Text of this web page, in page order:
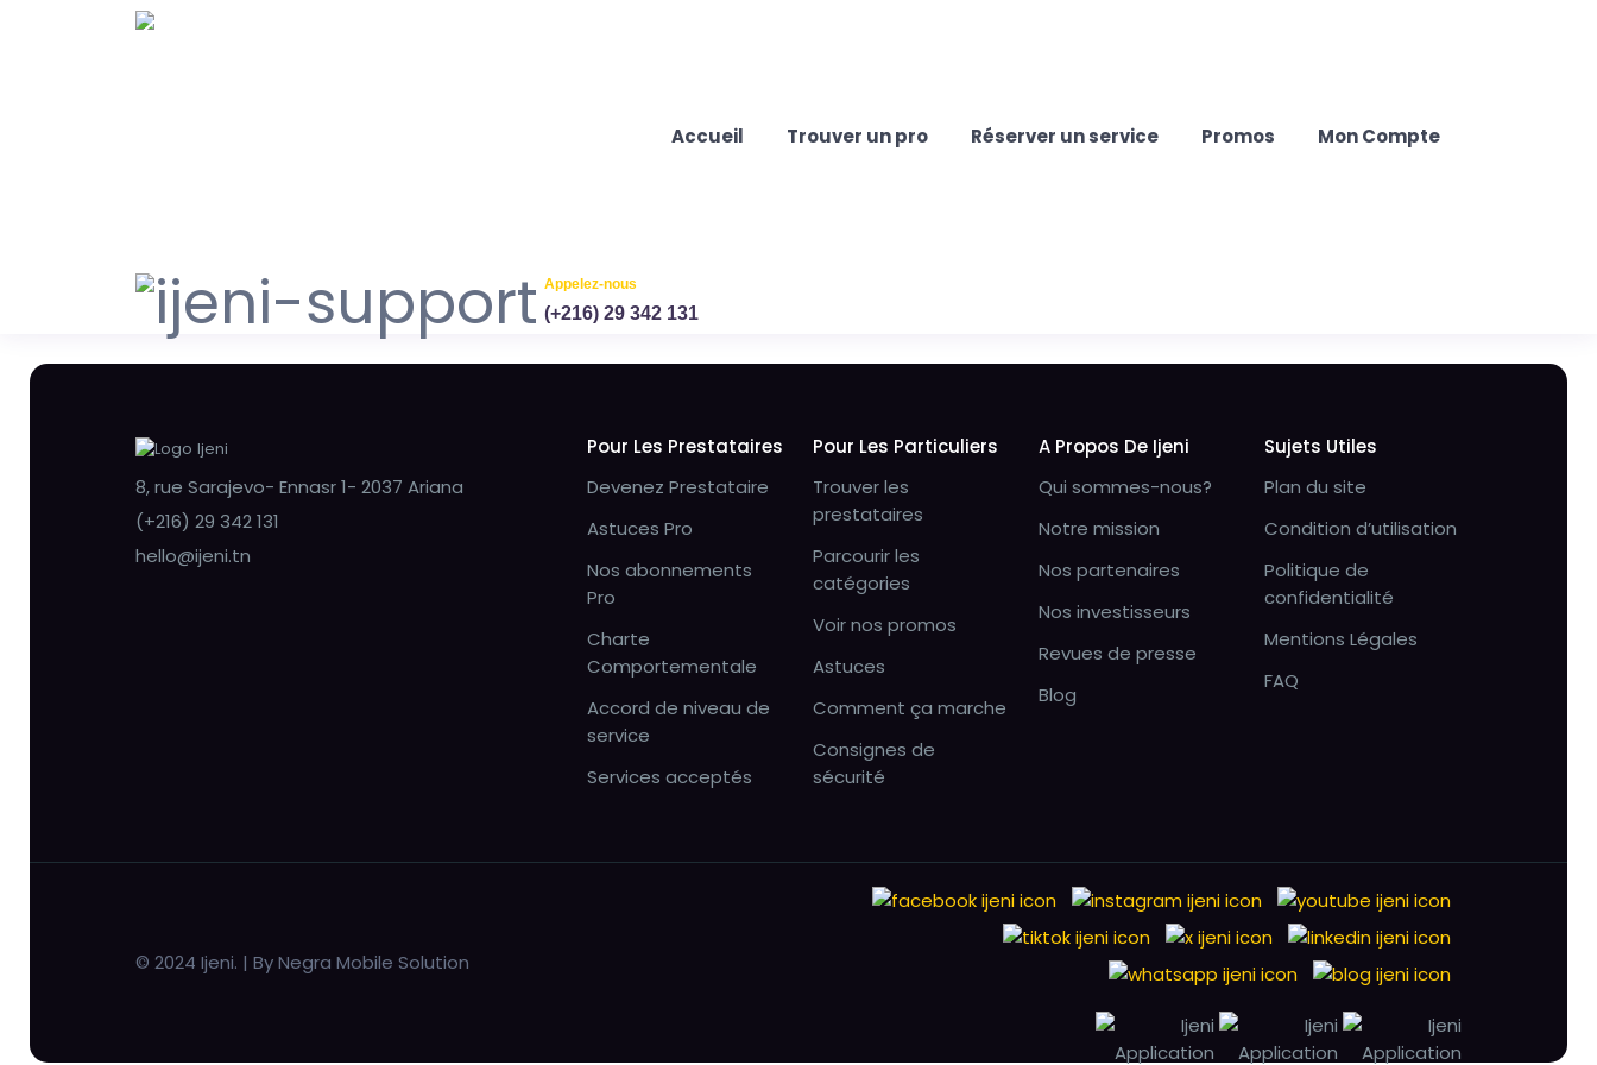
Accueil Trouver un pro Réserver un service Promos Mon Compte
Appelez-nous
(+216) 29 342 131
8, rue Sarajevo- Ennasr 1- 2037 Ariana
(+216) 29 342 131
hello@ijeni.tn
Pour Les Prestataires
Devenez Prestataire
Astuces Pro
Nos abonnements
Pro
Charte
Comportementale
Accord de niveau de
service
Services acceptés
Pour Les Particuliers
Trouver les
prestataires
Parcourir les
catégories
Voir nos promos
Astuces
Comment ça marche
Consignes de
sécurité
A Propos De Ijeni
Qui sommes-nous?
Notre mission
Nos partenaires
Nos investisseurs
Revues de presse
Blog
Sujets Utiles
Plan du site
Condition d’utilisation
Politique de
confidentialité
Mentions Légales
FAQ
© 2024 Ijeni. | By Negra Mobile Solution